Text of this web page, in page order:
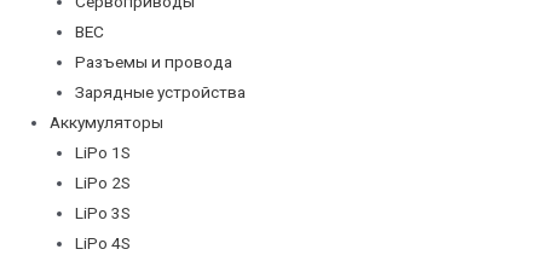
BEC
Разъемы и провода
Зарядные устройства
Аккумуляторы
LiPo 1S
LiPo 2S
LiPo 3S
LiPo 4S